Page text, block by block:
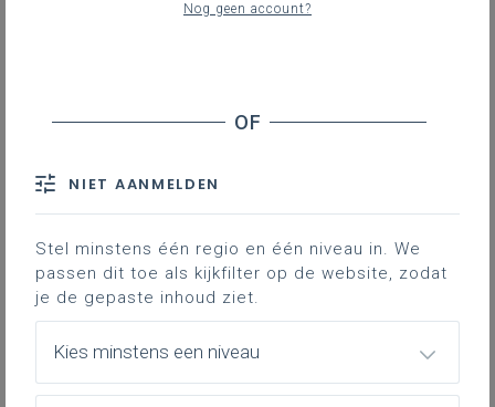
Hieronder vind je de ontwerpversie
van het leerplan.
DOWNLOADS
Nog geen account?
NIET AANMELDEN
Stel minstens één regio en één niveau in. We
passen dit toe als kijkfilter op de website, zodat
je de gepaste inhoud ziet.
Kies minstens een niveau